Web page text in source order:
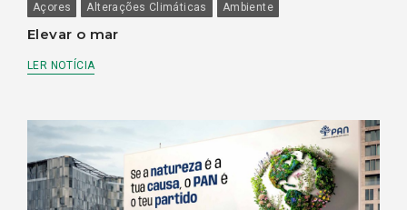
Açores Alterações Climáticas Ambiente
Elevar o mar
LER NOTÍCIA